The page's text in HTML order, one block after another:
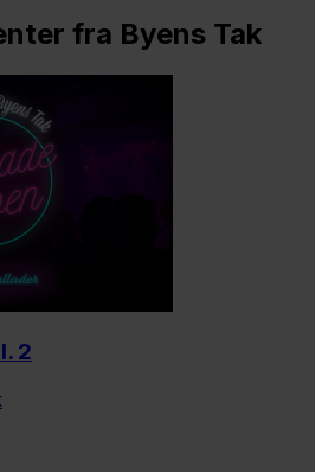
fra Byens Tak
2